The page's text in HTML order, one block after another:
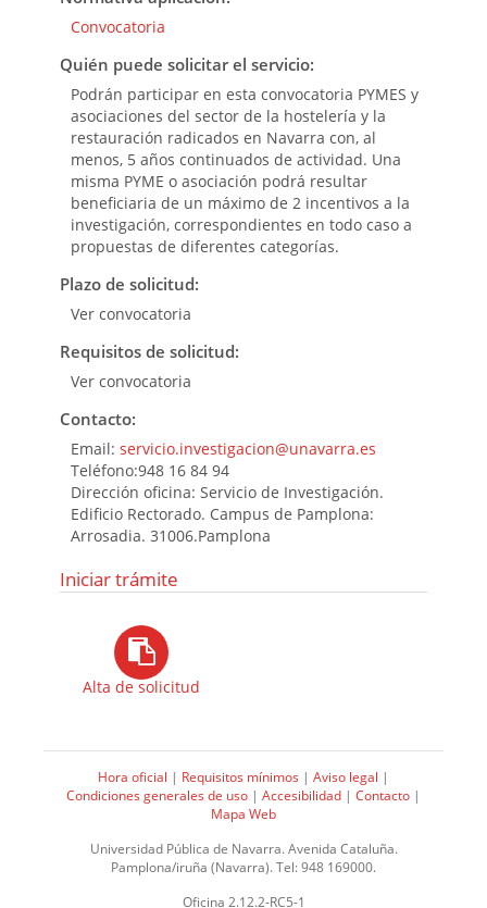
Convocatoria
Quién puede solicitar el servicio:
Podrán participar en esta convocatoria PYMES y
asociaciones del sector de la hostelería y la
restauración radicados en Navarra con, al
menos, 5 años continuados de actividad. Una
misma PYME o asociación podrá resultar
beneficiaria de un máximo de 2 incentivos a la
investigación, correspondientes en todo caso a
propuestas de diferentes categorías.
Plazo de solicitud:
Ver convocatoria
Requisitos de solicitud:
Ver convocatoria
Contacto:
Email: servicio.investigacion@unavarra.es
Teléfono:948 16 84 94
Dirección oficina: Servicio de Investigación.
Edificio Rectorado. Campus de Pamplona:
Arrosadia. 31006.Pamplona
Iniciar trámite
Alta de solicitud
Hora oficial | Requisitos mínimos | Aviso legal |
Condiciones generales de uso | Accesibilidad | Contacto |
Mapa Web
Universidad Pública de Navarra. Avenida Cataluña.
Pamplona/iruña (Navarra). Tel: 948 169000.
Oficina 2.12.2-RC5-1